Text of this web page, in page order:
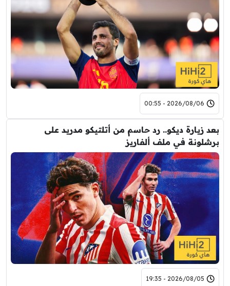
2026/08/06 - 00:55
بعد زيارة ديكو.. رد حاسم من أتلتيكو مدريد على
برشلونة في ملف ألفاريز
2026/08/05 - 19:35